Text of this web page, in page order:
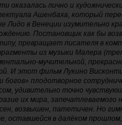
оказалась лично и
Ашенбаха, который
Лидо в Венеции изумительно
Постановщик как бы
превращает писателя в
из музыки Малера
мучительной,
И этот фильм Лукино
богов» плодотворное
удивительно точно
их мира, запечатлеваемого
возвышен, патетичен. Но
оставшейся в далёком